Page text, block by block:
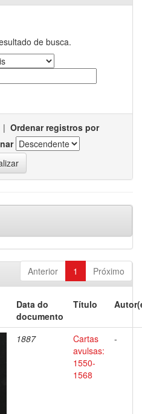
de busca.
| Ordenar registros por
Anterior 1 Próximo
Data do
documento
Título
1887
Cartas
avulsas:
1550-
1568
-